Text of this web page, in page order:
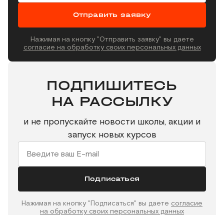
Отправить заявку
Нажимая на кнопку "Отправить заявку" вы даете
согласие на обработку своих персональных данных
ПОДПИШИТЕСЬ
НА РАССЫЛКУ
и не пропускайте новости школы, акции и
запуск новых курсов
Подписаться
Нажимая на кнопку "Подписаться" вы даете согласие
на обработку своих персональных данных